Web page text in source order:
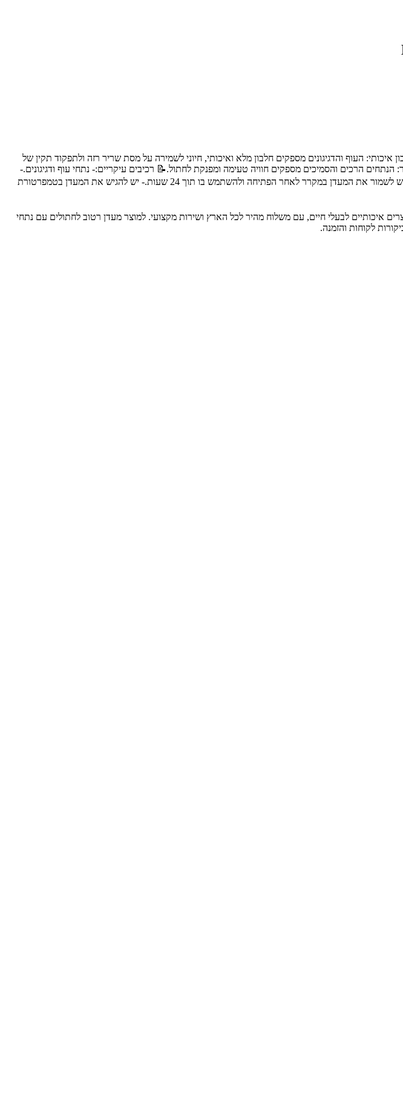
איכותי: העוף והדגיגונים מספקים חלבון מלא ואיכותי, חיוני לשמירה על מסת שריר רזה ולתפקוד תקין של
הנתחים הרכים והסמיכים מספקים חוויה טעימה ומפנקת לחתול.📝 רכיבים עיקריים:- נתחי עוף ודגיגונים.-
חלב עיזים.- מים.- ויטמינים ומינרלים.📋 הוראות שימוש:- יש להגיש את המעדן כתוספת למזון הראשי או כחטיף.- יש לשמור את המעדן במקרר לאחר הפתיחה ולהשתמש בו תוך 24 שעות.- יש להגיש את המעדן בטמפרטורת
מציעה את המגוון הרחב ביותר של מוצרים איכותיים לבעלי חיים, עם משלוח מהיר לכל הארץ ושירות מקצועי. למוצר מעדן רטוב לחתולים עם נתחי